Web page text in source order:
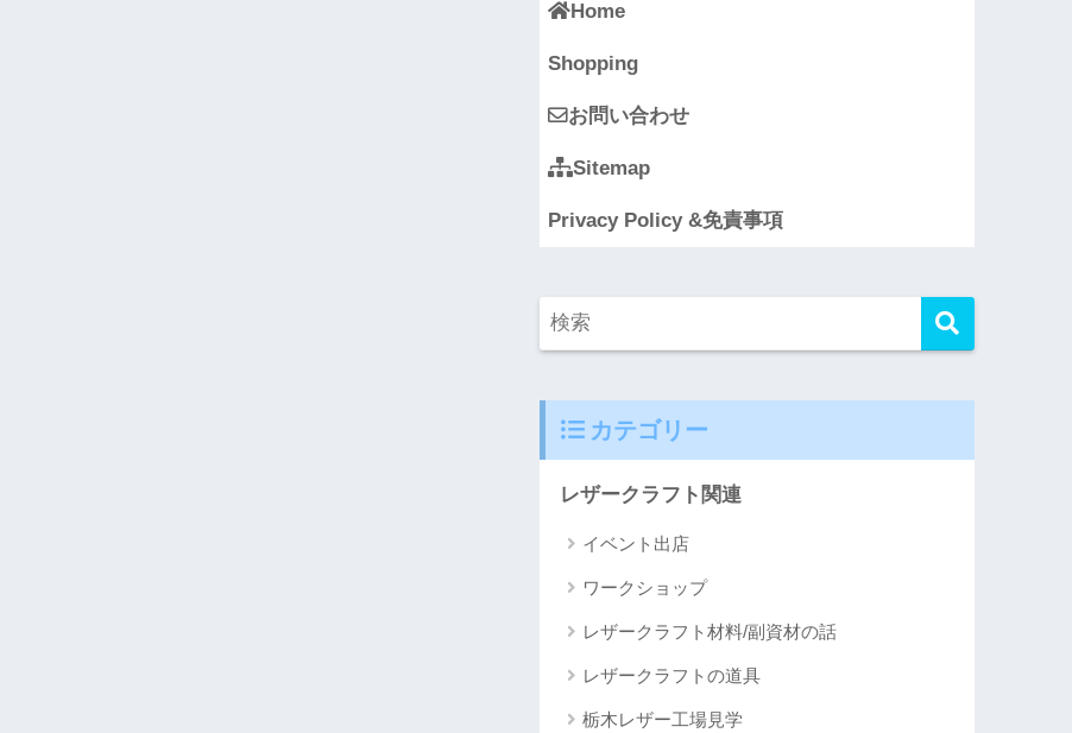
Home
Shopping
お問い合わせ
Sitemap
Privacy Policy &免責事項
カテゴリー
レザークラフト関連
イベント出店
ワークショップ
レザークラフト材料/副資材の話
レザークラフトの道具
栃木レザー工場見学